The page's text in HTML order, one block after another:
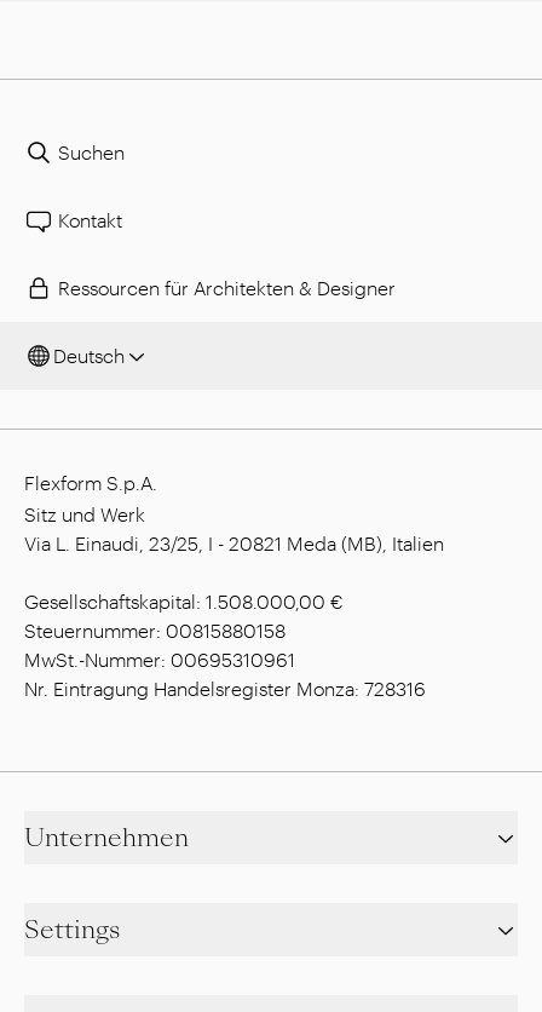
Suchen
Kontakt
Ressourcen für Architekten & Designer
Deutsch
Flexform S.p.A.
Sitz und Werk
Via L. Einaudi, 23/25, I - 20821 Meda (MB), Italien
Gesellschaftskapital: 1.508.000,00 €
Steuernummer: 00815880158
MwSt.-Nummer: 00695310961
Nr. Eintragung Handelsregister Monza: 728316
Unternehmen
Settings